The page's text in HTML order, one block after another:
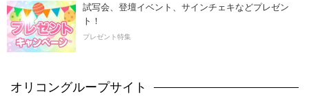
試写会、登壇イベント、サインチェキなどプレゼン
ト！
プレゼント特集
オリコングループサイト